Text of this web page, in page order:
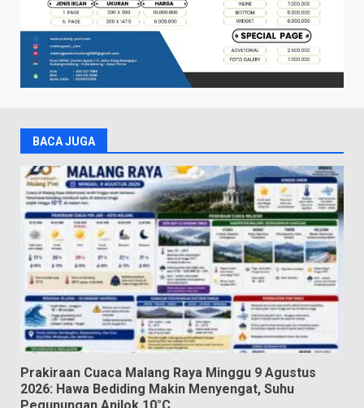
BACA JUGA
Prakiraan Cuaca Malang Raya Minggu 9 Agustus
2026: Hawa Bediding Makin Menyengat, Suhu